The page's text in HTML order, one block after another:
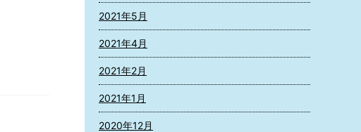
2021年5月
2021年4月
2021年2月
2021年1月
2020年12月